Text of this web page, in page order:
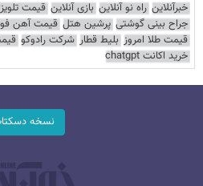
خبرآنلاین راه نو آنلاین بازی آنلاین قیمت
جراح بینی گوشتی پرشین هتل قیمت آهن
قیمت طلا امروز بلیط قطار شرکت رادوکو
خرید اکانت chatgpt
نسخه